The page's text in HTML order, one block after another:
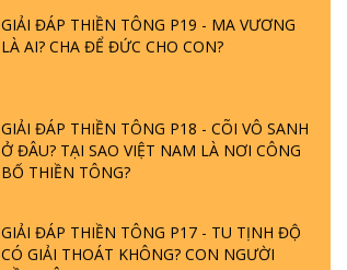
LÀ AI? CHA ĐỂ ĐỨC CHO CON?
Ở ĐÂU? TẠI SAO VIỆT NAM LÀ NƠI CÔNG
BỐ THIỀN TÔNG?
CÓ GIẢI THOÁT KHÔNG? CON NGƯỜI
ĐẦU TIÊN?